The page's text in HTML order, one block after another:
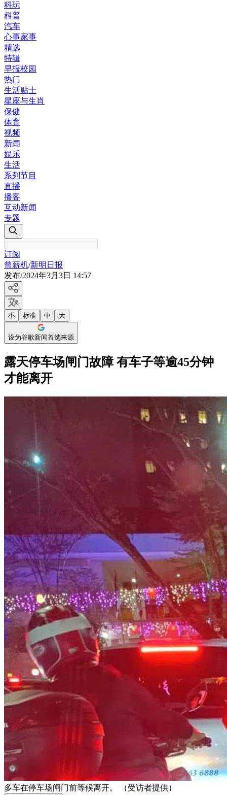
科玩
科普
汽车
心事家事
精选
特辑
早报校园
热门
生活贴士
星座与生肖
保健
体育
视频
新闻
娱乐
生活
系列节目
直播
播客
互动新闻
专题
订阅
曾薪机/新明日报
发布/2024年3月3日 14:57
小 标准 中 大
设为谷歌新闻首选来源
露天停车场闸门故障 有车子等逾45分钟
才能离开
多车在停车场闸门前等候离开。 （受访者提供）